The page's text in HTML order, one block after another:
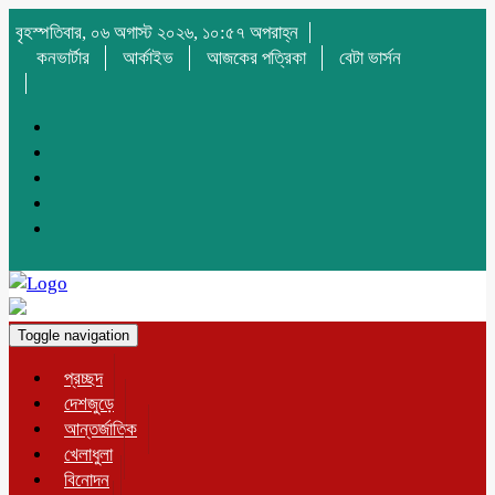
বৃহস্পতিবার, ০৬ অগাস্ট ২০২৬, ১০:৫৭ অপরাহ্ন
কনভার্টার
আর্কাইভ আজকের পত্রিকা বেটা ভার্সন
Toggle navigation
প্রচ্ছদ
দেশজুড়ে
আন্তর্জাতিক
খেলাধুলা
বিনোদন